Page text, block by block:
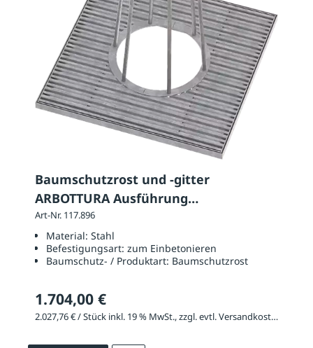
Baumschutzrost und -gitter
ARBOTTURA Ausführung
Baumschutzrost: quadratisch
Art-Nr. 117.896
Material: Stahl
Befestigungsart: zum Einbetonieren
Baumschutz- / Produktart: Baumschutzrost
1.704,00 €
2.027,76 € / Stück inkl. 19 % MwSt., zzgl. evtl. Versandkosten